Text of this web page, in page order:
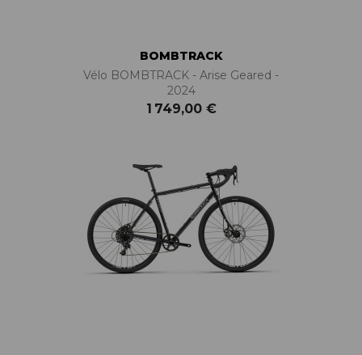
BOMBTRACK
Vélo BOMBTRACK - Arise Geared -
2024
1 749,00 €